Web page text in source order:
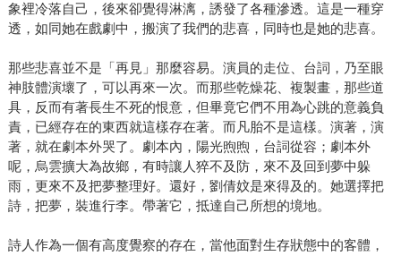
象裡冷落自己，後來卻覺得淋漓，誘發了各種滲透。這是一種穿
透，如同她在戲劇中，搬演了我們的悲喜，同時也是她的悲喜。
那些悲喜並不是「再見」那麼容易。演員的走位、台詞，乃至眼
神肢體演壞了，可以再來一次。而那些乾燥花、複製畫，那些道
具，反而有著長生不死的恨意，但畢竟它們不用為心跳的意義負
責，已經存在的東西就這樣存在著。而凡胎不是這樣。演著，演
著，就在劇本外哭了。劇本內，陽光煦煦，台詞從容；劇本外
呢，烏雲擴大為故鄉，有時讓人猝不及防，來不及回到夢中躲
雨，更來不及把夢整理好。還好，劉倩妏是來得及的。她選擇把
詩，把夢，裝進行李。帶著它，抵達自己所想的境地。
詩人作為一個有高度覺察的存在，當他面對生存狀態中的客體，